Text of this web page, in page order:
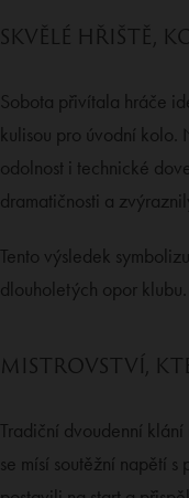
SKVĚLÉ HŘIŠTĚ,
Sobota přivítala hráče
kulisou pro úvodní kolo.
odolnost i technické
dramatičnosti a
Tento výsledek
dlouholetých opor klubu.
MISTROVSTVÍ,
Tradiční dvoudenní
se mísí soutěžní napětí